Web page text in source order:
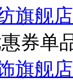
旗舰店
惠券
旗舰店